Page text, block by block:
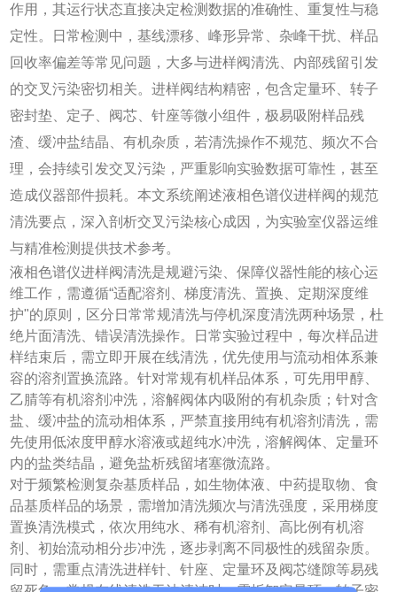
作用，其运行状态直接决定检测数据的准确性、重复性与稳
定性。日常检测中，基线漂移、峰形异常、杂峰干扰、样品
回收率偏差等常见问题，大多与进样阀清洗、内部残留引发
的交叉污染密切相关。进样阀结构精密，包含定量环、转子
密封垫、定子、阀芯、针座等微小组件，极易吸附样品残
渣、缓冲盐结晶、有机杂质，若清洗操作不规范、频次不合
理，会持续引发交叉污染，严重影响实验数据可靠性，甚至
造成仪器部件损耗。本文系统阐述液相色谱仪进样阀的规范
清洗要点，深入剖析交叉污染核心成因，为实验室仪器运维
与精准检测提供技术参考。
液相色谱仪进样阀清洗是规避污染、保障仪器性能的核心运
维工作，需遵循“适配溶剂、梯度清洗、置换、定期深度维
护"的原则，区分日常常规清洗与停机深度清洗两种场景，杜
绝片面清洗、错误清洗操作。日常实验过程中，每次样品进
样结束后，需立即开展在线清洗，优先使用与流动相体系兼
容的溶剂置换流路。针对常规有机样品体系，可先用甲醇、
乙腈等有机溶剂冲洗，溶解阀体内吸附的有机杂质；针对含
盐、缓冲盐的流动相体系，严禁直接用纯有机溶剂清洗，需
先使用低浓度甲醇水溶液或超纯水冲洗，溶解阀体、定量环
内的盐类结晶，避免盐析残留堵塞微流路。
对于频繁检测复杂基质样品，如生物体液、中药提取物、食
品基质样品的场景，需增加清洗频次与清洗强度，采用梯度
置换清洗模式，依次用纯水、稀有机溶剂、高比例有机溶
剂、初始流动相分步冲洗，逐步剥离不同极性的残留杂质。
同时，需重点清洗进样针、针座、定量环及阀芯缝隙等易残